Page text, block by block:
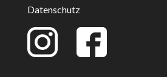
Datenschutz